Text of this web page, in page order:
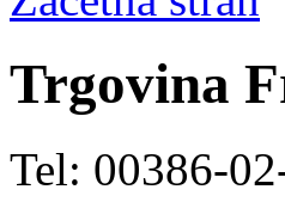
Trgovina
Tel: 00386-